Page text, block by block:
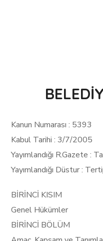
Kanun Numarası : 5393
Kabul Tarihi : 3/7/2005
Yayımlandığı R.Gazete :
Yayımlandığı Düstur :
BİRİNCİ KISIM
Genel Hükümler
BİRİNCİ BÖLÜM